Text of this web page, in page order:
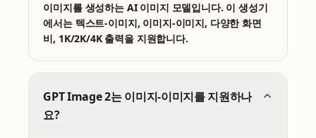
이미지를 생성하는 AI 이미지 모델입니다. 이 생성기
에서는 텍스트-이미지, 이미지-이미지, 다양한 화면
비, 1K/2K/4K 출력을 지원합니다.
GPT Image 2는 이미지-이미지를 지원하나
요?